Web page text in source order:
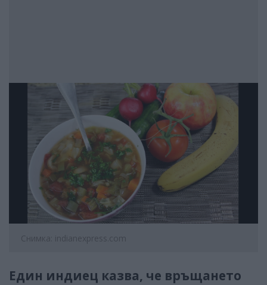
Снимка: indianexpress.com
Един индиец казва, че връщането